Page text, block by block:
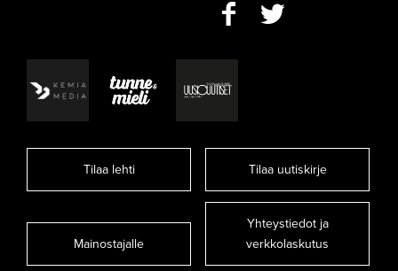
Tilaa lehti Tilaa uutiskirje
Mainostajalle
Yhteystiedot ja
verkkolaskutus